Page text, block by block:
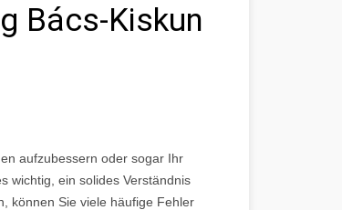
Bács-Kiskun
aufzubessern oder sogar Ihr
wichtig, ein solides Verständnis
können Sie viele häufige Fehler